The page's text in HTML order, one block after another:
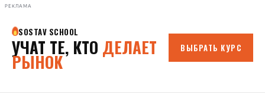
РЕКЛАМА